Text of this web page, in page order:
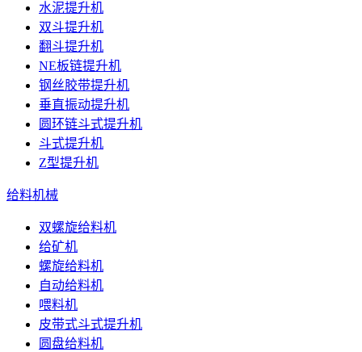
水泥提升机
双斗提升机
翻斗提升机
NE板链提升机
钢丝胶带提升机
垂直振动提升机
圆环链斗式提升机
斗式提升机
Z型提升机
给料机械
双螺旋给料机
给矿机
螺旋给料机
自动给料机
喂料机
皮带式斗式提升机
圆盘给料机